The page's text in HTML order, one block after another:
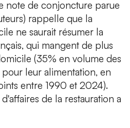
note de conjoncture parue
rappelle que la
ne saurait résumer la
qui mangent de plus
(35% en volume des
leur alimentation, en
entre 1990 et 2024).
de la restauration a